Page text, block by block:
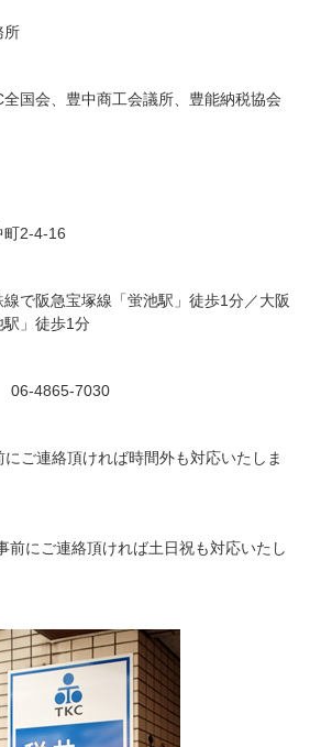
所
国会、豊中商工会議所、豊能納税協会
町2-4-16
で阪急宝塚線「蛍池駅」徒歩1分／大阪
駅」徒歩1分
4865-7030
ご連絡頂ければ時間外も対応いたしま
前にご連絡頂ければ土日祝も対応いたし